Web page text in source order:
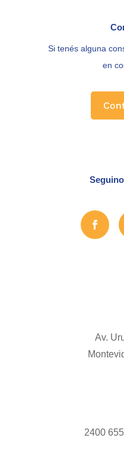
Si tenés alguna
en
Av.
2400